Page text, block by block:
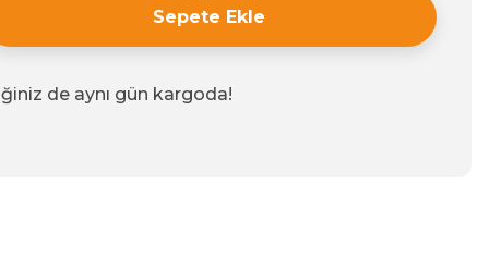
Sepete Ekle
de aynı gün kargoda!